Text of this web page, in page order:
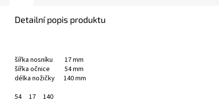
Detailní popis produktu
šířka nosníku 17 mm
šířka očnice 54 mm
délka nožičky 140 mm
54 17 140